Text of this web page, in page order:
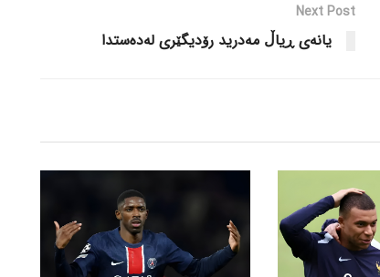
Next Post
یانەی ڕیاڵ مەدرید رۆدیگێری لەدەستدا